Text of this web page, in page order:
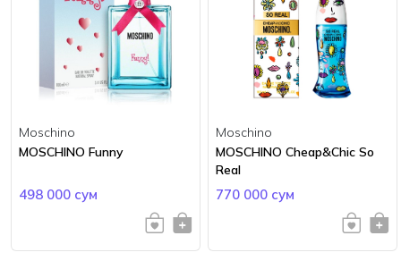
Moschino
MOSCHINO Funny
498 000 сум
Moschino
MOSCHINO Cheap&Chic So
Real
770 000 сум